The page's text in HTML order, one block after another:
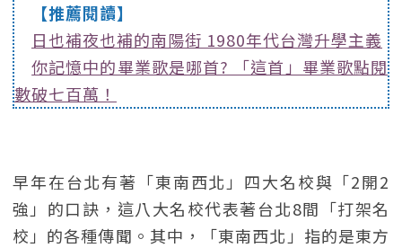
【推薦閱讀】
日也補夜也補的南陽街 1980年代台灣升學主義
你記憶中的畢業歌是哪首? 「這首」畢業歌點閱
數破七百萬！
早年在台北有著「東南西北」四大名校與「2開2
強」的口訣，這八大名校代表著台北8間「打架名
校」的各種傳聞。其中，「東南西北」指的是東方